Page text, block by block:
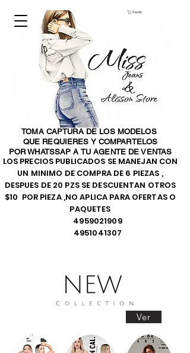
LOS PRECIOS PUBLICADOS SE MANEJAN CON
UN MINIMO DE COMPRA DE 6 PIEZAS ,
DESPUES DE 20 PZS SE DESCUENTAN OTROS
$10 POR PIEZA ,NO APLICA PARA OFERTAS O
PAQUETES
4959021909
4951041307
Ver
TOMA CAPTURA DE LOS MODELOS
QUE REQUIERES Y COMPARTELOS
POR WHATSSAP A TU AGENTE DE VENTAS
Carrito